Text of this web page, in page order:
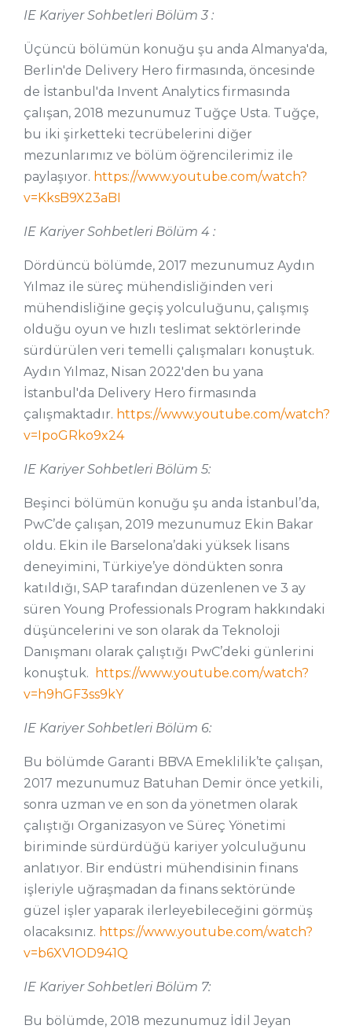
IE Kariyer Sohbetleri Bölüm 3 :
Üçüncü bölümün konuğu şu anda Almanya'da,
Berlin'de Delivery Hero firmasında, öncesinde
de İstanbul'da Invent Analytics firmasında
çalışan, 2018 mezunumuz Tuğçe Usta. Tuğçe,
bu iki şirketteki tecrübelerini diğer
mezunlarımız ve bölüm öğrencilerimiz ile
paylaşıyor. https://www.youtube.com/watch?
v=KksB9X23aBI
IE Kariyer Sohbetleri Bölüm 4 :
Dördüncü bölümde, 2017 mezunumuz Aydın
Yılmaz ile süreç mühendisliğinden veri
mühendisliğine geçiş yolculuğunu, çalışmış
olduğu oyun ve hızlı teslimat sektörlerinde
sürdürülen veri temelli çalışmaları konuştuk.
Aydın Yılmaz, Nisan 2022'den bu yana
İstanbul'da Delivery Hero firmasında
çalışmaktadır. https://www.youtube.com/watch?
v=IpoGRko9x24
IE Kariyer Sohbetleri Bölüm 5:
Beşinci bölümün konuğu şu anda İstanbul’da,
PwC’de çalışan, 2019 mezunumuz Ekin Bakar
oldu. Ekin ile Barselona’daki yüksek lisans
deneyimini, Türkiye’ye döndükten sonra
katıldığı, SAP tarafından düzenlenen ve 3 ay
süren Young Professionals Program hakkındaki
düşüncelerini ve son olarak da Teknoloji
Danışmanı olarak çalıştığı PwC’deki günlerini
konuştuk.
https://www.youtube.com/watch?
v=h9hGF3ss9kY
IE Kariyer Sohbetleri Bölüm 6:
Bu bölümde Garanti BBVA Emeklilik’te çalışan,
2017 mezunumuz Batuhan Demir önce yetkili,
sonra uzman ve en son da yönetmen olarak
çalıştığı Organizasyon ve Süreç Yönetimi
biriminde sürdürdüğü kariyer yolculuğunu
anlatıyor. Bir endüstri mühendisinin finans
işleriyle uğraşmadan da finans sektöründe
güzel işler yaparak ilerleyebileceğini görmüş
olacaksınız. https://www.youtube.com/watch?
v=b6XV1OD941Q
IE Kariyer Sohbetleri Bölüm 7:
Bu bölümde, 2018 mezunumuz İdil Jeyan